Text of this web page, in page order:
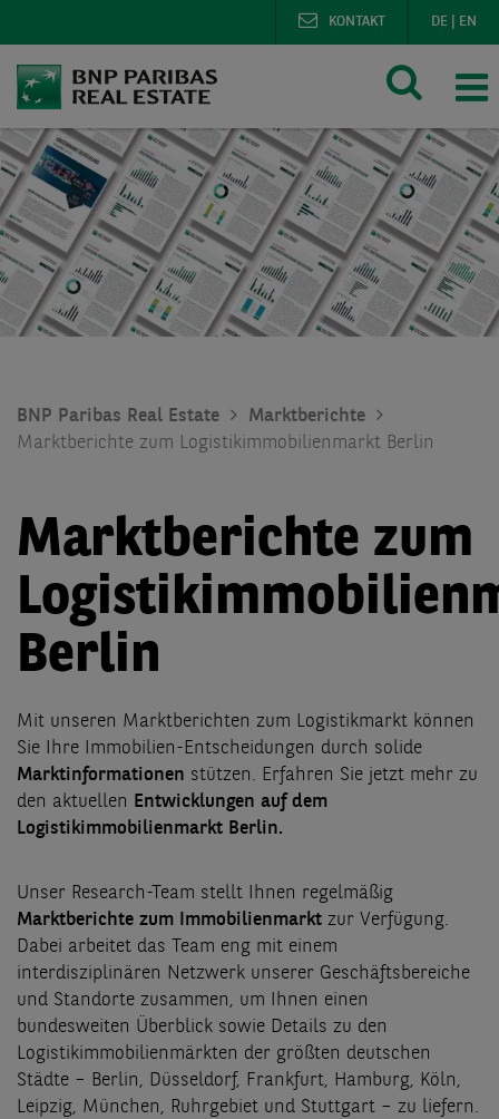
DE EN
KONTAKT
BNP Paribas Real Estate
Marktberichte
Marktberichte zum Logistikimmobilienmarkt Berlin
Marktberichte zum
Berlin
Mit unseren Marktberichten zum Logistikmarkt können
Sie Ihre Immobilien-Entscheidungen durch solide
Marktinformationen stützen. Erfahren Sie jetzt mehr zu
den aktuellen Entwicklungen auf dem
Logistikimmobilienmarkt Berlin.
Unser Research-Team stellt Ihnen regelmäßig
Marktberichte zum Immobilienmarkt zur Verfügung.
Dabei arbeitet das Team eng mit einem
interdisziplinären Netzwerk unserer Geschäftsbereiche
und Standorte zusammen, um Ihnen einen
bundesweiten Überblick sowie Details zu den
Logistikimmobilienmärkten der größten deutschen
Städte – Berlin, Düsseldorf, Frankfurt, Hamburg, Köln,
Leipzig, München, Ruhrgebiet und Stuttgart – zu liefern.